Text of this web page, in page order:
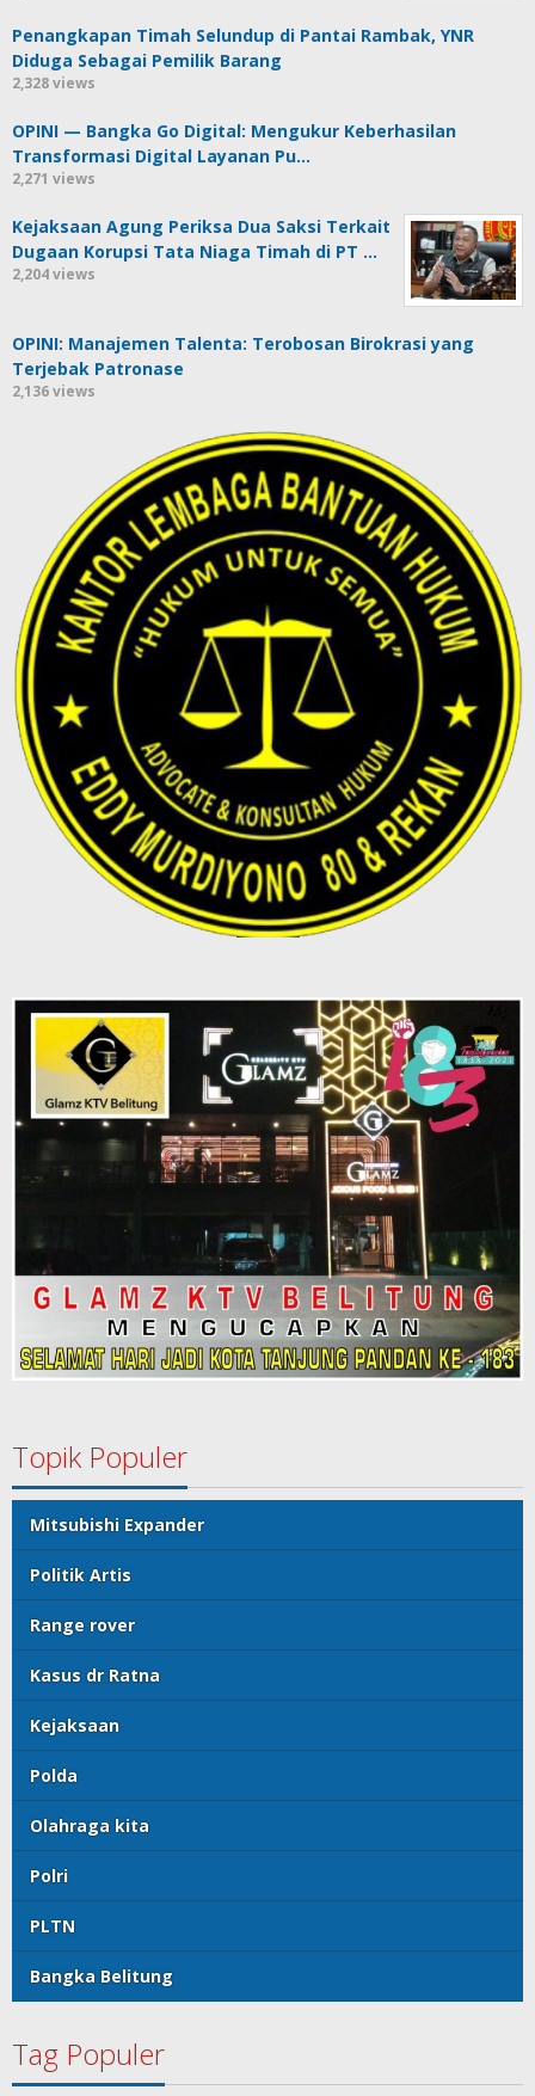
Penangkapan Timah Selundup di Pantai Rambak, YNR
Diduga Sebagai Pemilik Barang
2,328 views
OPINI — Bangka Go Digital: Mengukur Keberhasilan
Transformasi Digital Layanan Pu…
2,271 views
Kejaksaan Agung Periksa Dua Saksi Terkait
Dugaan Korupsi Tata Niaga Timah di PT …
2,204 views
OPINI: Manajemen Talenta: Terobosan Birokrasi yang
Terjebak Patronase
2,136 views
Topik Populer
Mitsubishi Expander
Politik Artis
Range rover
Kasus dr Ratna
Kejaksaan
Polda
Olahraga kita
Polri
PLTN
Bangka Belitung
Tag Populer